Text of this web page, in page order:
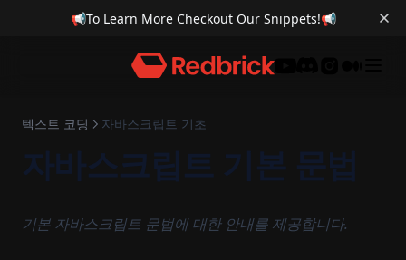
📢To Learn More Checkout Our Snippets!📢
오디오 복제
카메라 바라보는 UI
Trigger Box를 이용한 영상 재생
레이캐스터
텍스트 코딩 자바스크립트 기초
자바스크립트 기본 문법
기본 자바스크립트 문법에 대한 안내를 제공합니다.